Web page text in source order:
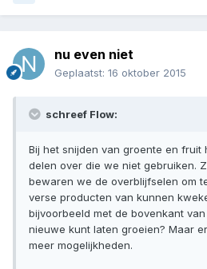
nu even niet
Geplaatst: 16 oktober 2015
schreef Flow:
Bij het snijden van groente en fruit
delen over die we niet gebruiken.
bewaren we de overblijfselen om
verse producten van kunnen
bijvoorbeeld met de bovenkant
nieuwe kunt laten groeien? Maar
meer mogelijkheden.